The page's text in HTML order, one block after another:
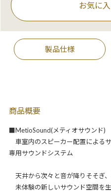
お気に
製品仕様
商品概要
■MetioSound(メティオサウンド)
車室内のスピーカー配置による
専用サウンドシステム
天井から次々と音が降りそそぎ
未体験の新しいサウンド空間を